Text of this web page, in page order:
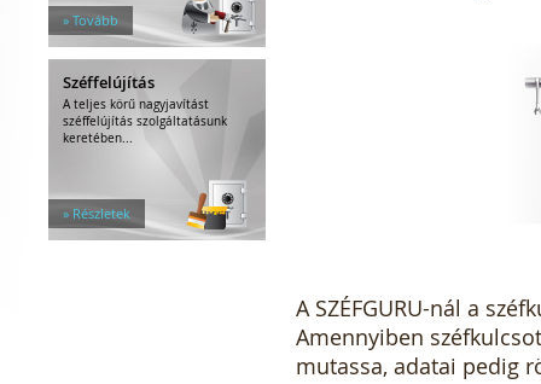
» Tovább
Széffelújítás
A teljes körű nagyjavítást
széffelújítás szolgáltatásunk
keretében...
» Részletek
A SZÉFGURU-nál a
Amennyiben
mutassa, adatai pedig